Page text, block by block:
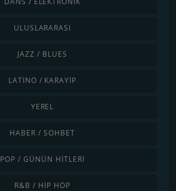
ULUSLARARASI
JAZZ / BLUES
LATINO / KARAYIP
YEREL
HABER / SOHBET
POP / GÜNÜN HITLERI
R&B / HIP HOP